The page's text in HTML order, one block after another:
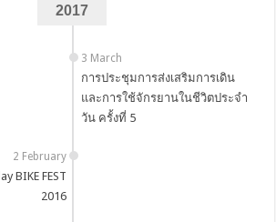
2017
3 March
การประชุมการส่งเสริมการเดิน
และการใช้จักรยานในชีวิตประจำ
วัน ครั้งที่ 5
2 February
BIKE FEST
2016